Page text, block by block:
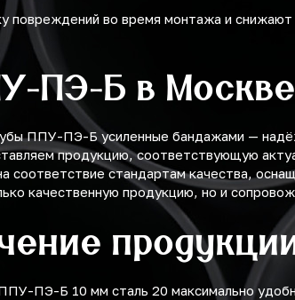
повреждений во время монтажа и
ПЭ-Б в Москве
ППУ-ПЭ-Б усиленные бандажами —
продукцию, соответствующую
соответствие стандартам качества,
качественную продукцию, но и
ПЭ-Б 10 мм сталь 20 максимально